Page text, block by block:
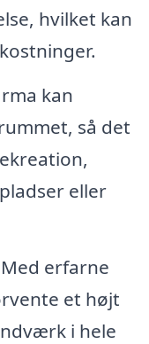
hvilket kan
kan
så det
eller
Med erfarne
et højt
i hele